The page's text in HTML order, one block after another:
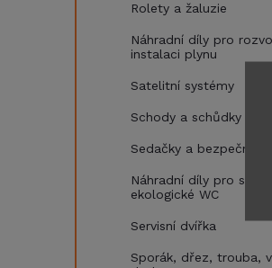
Rolety a žaluzie
Náhradní díly pro
instalaci plynu
Satelitní systémy
Schody a schůdky
Sedačky a
Náhradní díly pro
ekologické WC
Servisní dvířka
Sporák, dřez, trouba,